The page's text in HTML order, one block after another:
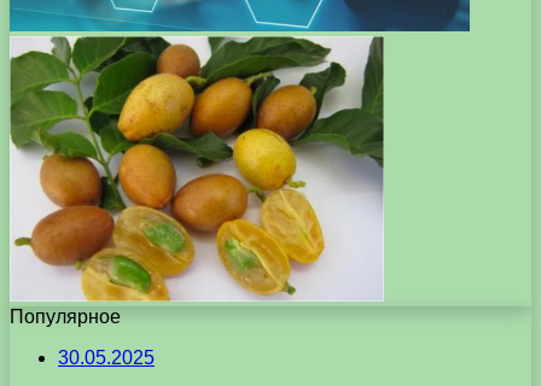
Популярное
30.05.2025